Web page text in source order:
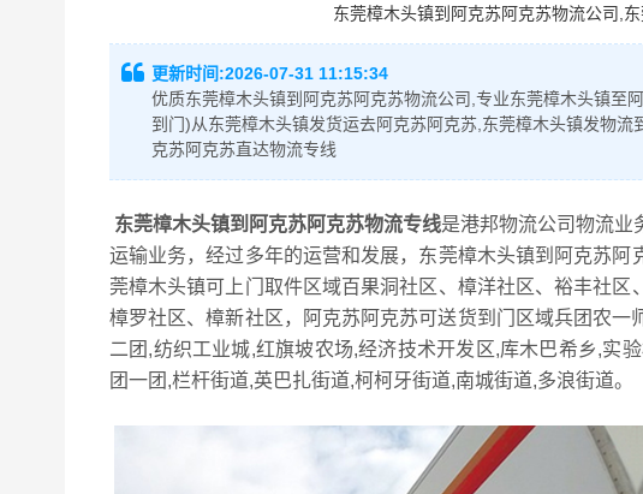
东莞樟木头镇到阿克苏阿克苏物流公司,
更新时间:2026-07-31 11:15:34
优质东莞樟木头镇到阿克苏阿克苏物流公司,专业东莞樟木头镇至
到门)从东莞樟木头镇发货运去阿克苏阿克苏,东莞樟木头镇发物
克苏阿克苏直达物流专线
东莞樟木头镇到阿克苏阿克苏物流专线是港邦物流公司物流业
运输业务，经过多年的运营和发展，东莞樟木头镇到阿克苏
莞樟木头镇可上门取件区域百果洞社区、樟洋社区、裕丰社区
樟罗社区、樟新社区，阿克苏阿克苏可送货到门区域兵团农
二团,纺织工业城,红旗坡农场,经济技术开发区,库木巴希乡,实
团一团,栏杆街道,英巴扎街道,柯柯牙街道,南城街道,多浪街道。